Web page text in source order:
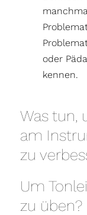
oder
kennen.
Was tun,
am
zu
Um
zu üben?